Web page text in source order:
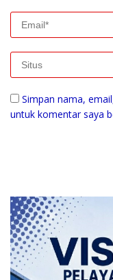
Simpan nama,
untuk komentar saya